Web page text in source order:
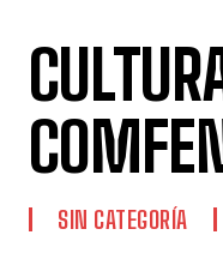
SIN CATEGORÍA